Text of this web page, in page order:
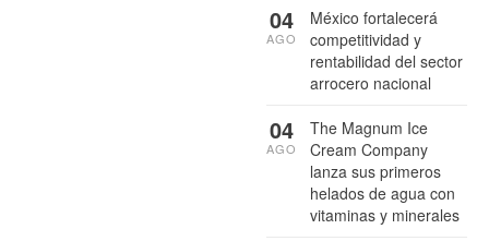
México fortalecerá
competitividad y
rentabilidad del sector
arrocero nacional
04
AGO
The Magnum Ice
Cream Company
lanza sus primeros
helados de agua con
vitaminas y minerales
04
AGO